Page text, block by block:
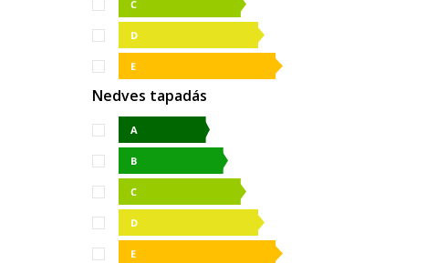
Nedves tapadás